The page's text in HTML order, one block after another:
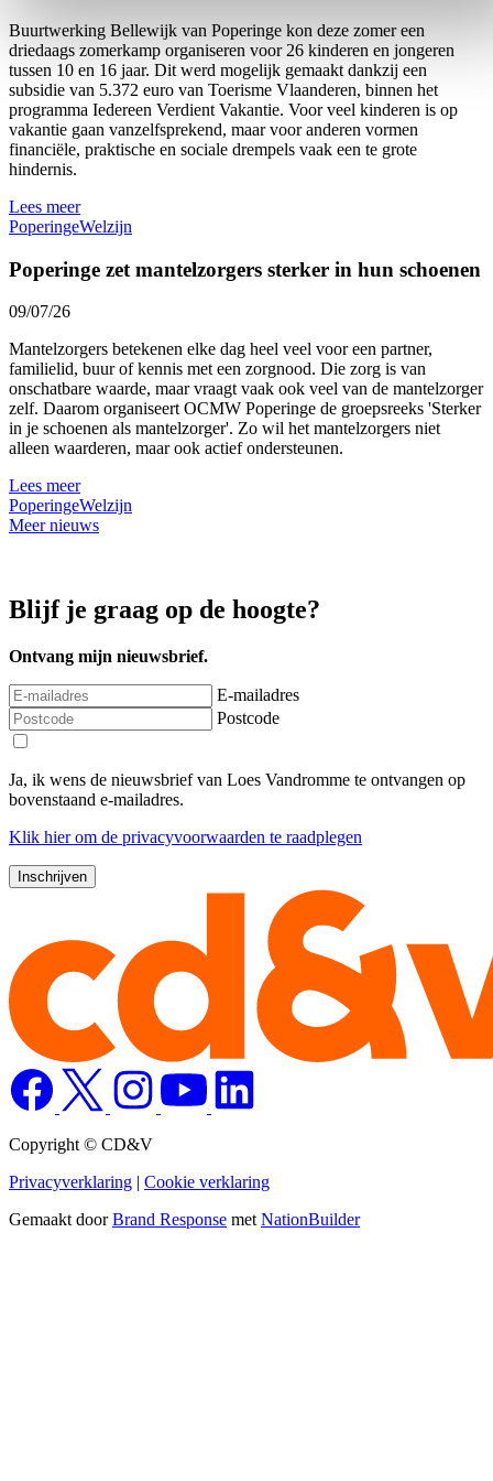
Buurtwerking Bellewijk van Poperinge kon deze zomer een
driedaags zomerkamp organiseren voor 26 kinderen en jongeren
tussen 10 en 16 jaar. Dit werd mogelijk gemaakt dankzij een
subsidie van 5.372 euro van Toerisme Vlaanderen, binnen het
programma Iedereen Verdient Vakantie. Voor veel kinderen is op
vakantie gaan vanzelfsprekend, maar voor anderen vormen
financiële, praktische en sociale drempels vaak een te grote
hindernis.
Lees meer
PoperingeWelzijn
Poperinge zet mantelzorgers sterker in hun schoenen
09/07/26
Mantelzorgers betekenen elke dag heel veel voor een partner,
familielid, buur of kennis met een zorgnood. Die zorg is van
onschatbare waarde, maar vraagt vaak ook veel van de mantelzorger
zelf. Daarom organiseert OCMW Poperinge de groepsreeks 'Sterker
in je schoenen als mantelzorger'. Zo wil het mantelzorgers niet
alleen waarderen, maar ook actief ondersteunen.
Lees meer
PoperingeWelzijn
Meer nieuws
Blijf je graag op de hoogte?
Ontvang mijn nieuwsbrief.
E-mailadres
Postcode
Ja, ik wens de nieuwsbrief van Loes Vandromme te ontvangen op
bovenstaand e-mailadres.
Klik hierom de privacyvoorwaarden te raadplegen
Copyright © CD&V
Privacyverklaring | Cookie verklaring
Gemaakt doorBrand Response met NationBuilder